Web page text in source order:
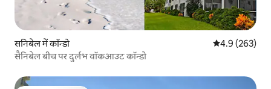
सनिबेल में कॉन्डो औसत रेटिंग 5 में
4.9 (263)
सैनिबेल बीच पर दुर्लभ वॉकआउट कॉन्डो